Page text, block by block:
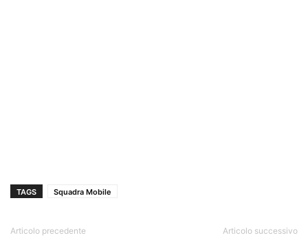
TAGS Squadra Mobile
Articolo precedente Articolo successivo